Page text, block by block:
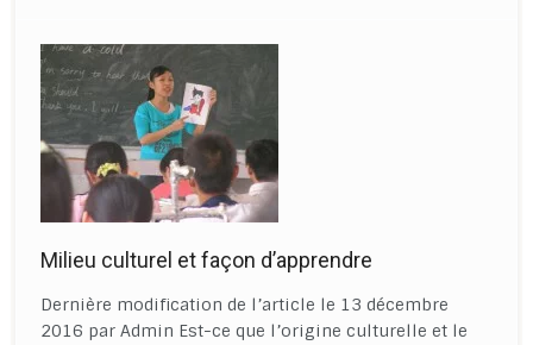
Milieu culturel et façon d’apprendre
Dernière modification de l’article le 13 décembre
2016 par Admin Est-ce que l’origine culturelle et le